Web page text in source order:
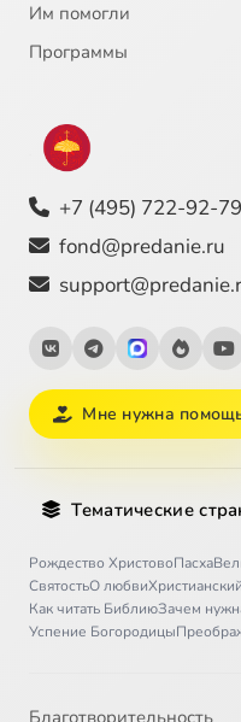
Им помогли
Программы
+7 (495) 722-92-79
fond@predanie.ru
Мне нужна
Тематические
Рождество ХристовоПасха
СвятостьО любви
Как читать БиблиюЗачем
Успение Богородицы